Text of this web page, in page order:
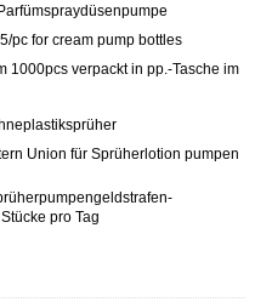
pc for cream pump bottles
1000pcs verpackt in pp.-Tasche im
Union für Sprüherlotion pumpen
pro Tag